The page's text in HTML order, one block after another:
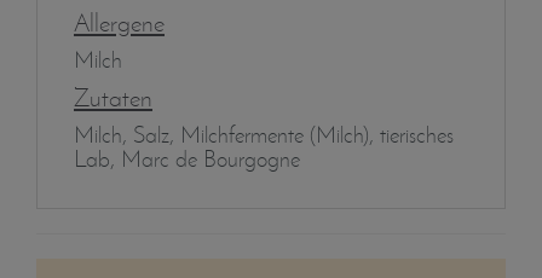
Allergene
Milch
Zutaten
Milch, Salz, Milchfermente (Milch), tierisches
Lab, Marc de Bourgogne